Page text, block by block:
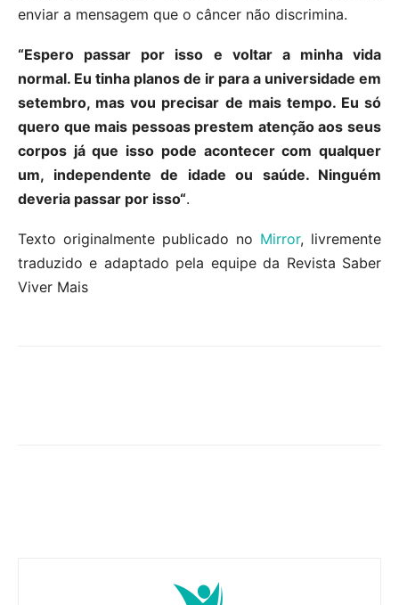
enviar a mensagem que o câncer não discrimina.
“Espero passar por isso e voltar a minha vida
normal. Eu tinha planos de ir para a universidade em
setembro, mas vou precisar de mais tempo. Eu só
quero que mais pessoas prestem atenção aos seus
corpos já que isso pode acontecer com qualquer
um, independente de idade ou saúde. Ninguém
deveria passar por isso“.
Texto originalmente publicado no Mirror, livremente
traduzido e adaptado pela equipe da Revista Saber
Viver Mais